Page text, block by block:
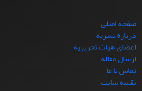
صفحه اصلی
درباره نشریه
اعضای هیات تحریریه
ارسال مقاله
تماس با ما
نقشه سایت